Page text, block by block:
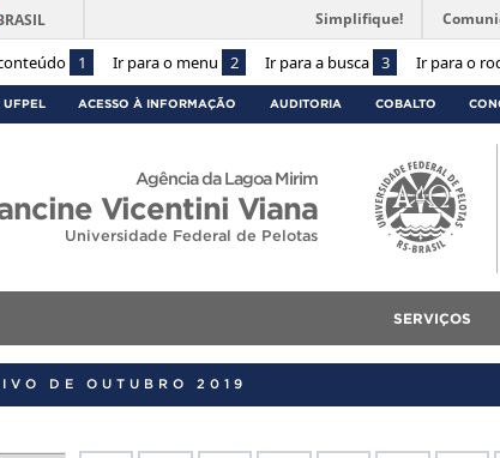
1 Ir para o menu 2 Ir para a busca 3 Ir para o
Simplifique!
UFPEL ACESSO À INFORMAÇÃO AUDITORIA COBALTO
Agência da Lagoa Mirim
Vicentini Viana
Universidade Federal de Pelotas
SERVIÇOS
DE OUTUBRO 2019